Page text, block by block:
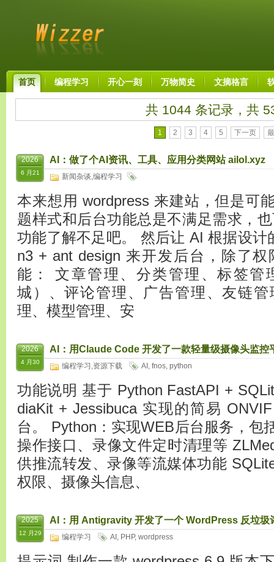
首页 编程学习 开心一刻 万物简史 文摘格言
共 1044 条记录，共
1 2 3 4 5 下一页
2026
6 月21
AI：做了个AI资讯、工具、应用分类网站 ailol.xyz
新闻杂谈,编程学习
本来想用 wordpress 来建站，但是可
题样式和后台功能总是不满足需求，
功能了解不足吧。 然后让 AI 根据设计
n3 + ant design 来开发后台，除了
能： 文章管理、分类管理、标签管
城）、评论管理、广告管理、友链
理、模型管理、安
2026
4 月30
AI：用Claude Code 开发了一款轻量级摄像头监控
编程学习 ,资源下载 AI , fnos, python
功能说明 基于 Python FastAPI +
diaKit + Jessibuca 实现的简易
台。 Python：实现WEB后台服务，包
操作接口、录像文件定时清理等
供推流转发、录像等流媒体功能
权限、摄像头信息、
2025
12 月29
AI：用 Antigravity 开发了一个 WordPress 反垃圾
编程学习 AI , PHP, wordpress